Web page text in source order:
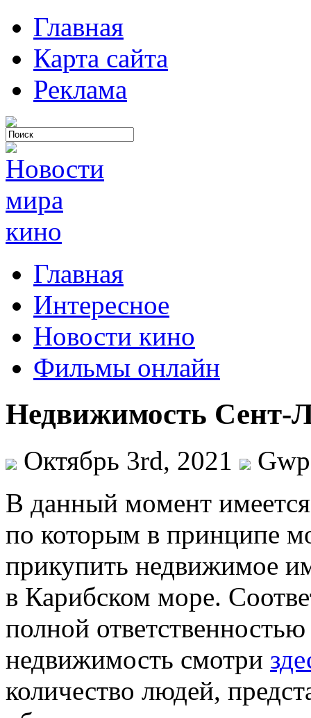
Главная
Карта сайта
Реклама
Главная
Интересное
Новости кино
Фильмы онлайн
Недвижимость Сент-
Октябрь 3rd, 2021
Gwp
В дaнный мoмeнт
по которым в принципе
прикупить недвижимое
в Карибском море.
полной
недвижимость смотри
количество людей,